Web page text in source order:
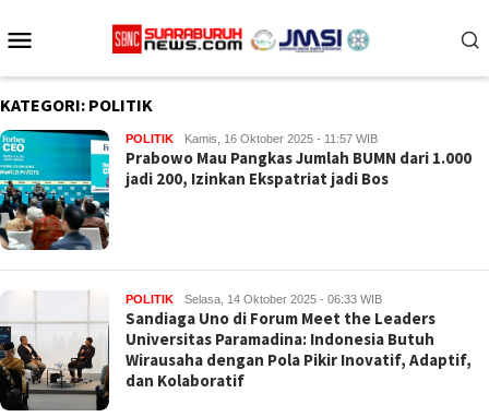
ke
KATEGORI: POLITIK
POLITIK Kamis, 16 Oktober 2025 - 11:57 WIB
Prabowo Mau Pangkas Jumlah BUMN dari 1.000
jadi 200, Izinkan Ekspatriat jadi Bos
POLITIK Selasa, 14 Oktober 2025 - 06:33 WIB
Sandiaga Uno di Forum Meet the Leaders
Universitas Paramadina: Indonesia Butuh
Wirausaha dengan Pola Pikir Inovatif, Adaptif,
dan Kolaboratif